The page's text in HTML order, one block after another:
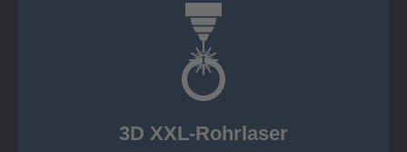
3D XXL-Rohrlaser
Rechteckprofile bis 300 x 300 mm
Wandstärken:
Nichtrostende Stähle 15 mm (oxidfrei)
Aluminium 10 mm (oxidfrei)